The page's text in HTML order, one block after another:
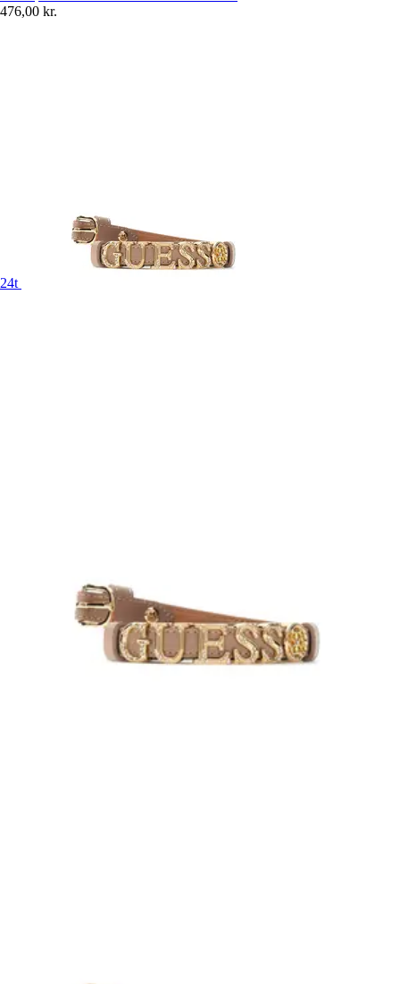
476,00 kr.
24t